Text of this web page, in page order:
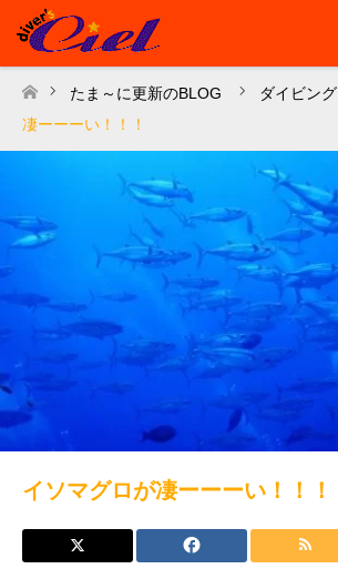
ホーム
たま～に更新のBLOG ダイビング
凄ーーーい！！！
イソマグロが凄ーーーい！！！